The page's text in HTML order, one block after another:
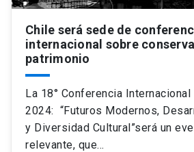
Chile será sede de
internacional sobre
patrimonio
La 18° Conferencia
2024: “Futuros Modernos,
y Diversidad Cultural”será un
relevante, que…